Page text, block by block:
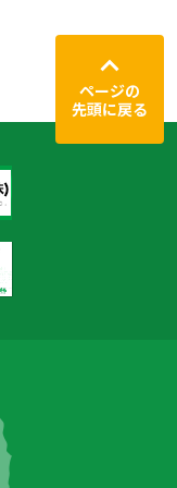
ページの
先頭に戻る